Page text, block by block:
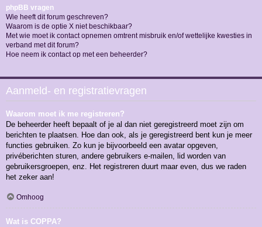
phpBB vragen
Wie heeft dit forum geschreven?
Waarom is de optie X niet beschikbaar?
Met wie moet ik contact opnemen omtrent misbruik en/of wettelijke kwesties in
verband met dit forum?
Hoe neem ik contact op met een beheerder?
Aanmeld- en registratievragen
Waarom moet ik me registreren?
De beheerder heeft bepaalt of je al dan niet geregistreerd moet zijn om
berichten te plaatsen. Hoe dan ook, als je geregistreerd bent kun je meer
functies gebruiken. Zo kun je bijvoorbeeld een avatar opgeven,
privéberichten sturen, andere gebruikers e-mailen, lid worden van
gebruikersgroepen, enz. Het registreren duurt maar even, dus we raden
het zeker aan!
Omhoog
Wat is COPPA?